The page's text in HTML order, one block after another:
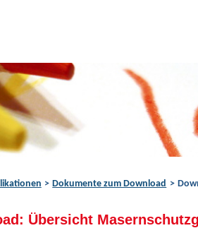
Dokumente zum Download
Übersicht